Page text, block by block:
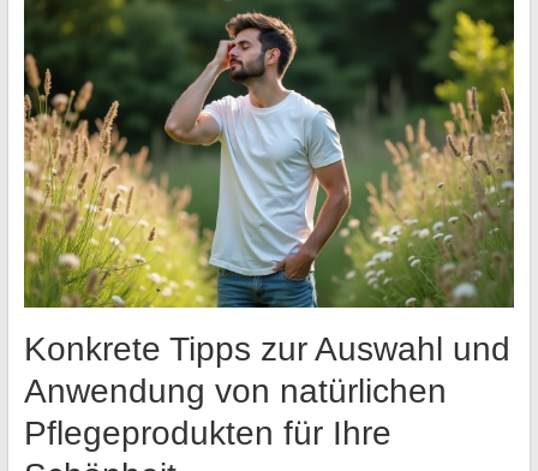
Konkrete Tipps zur Auswahl und
Anwendung von natürlichen
Pflegeprodukten für Ihre